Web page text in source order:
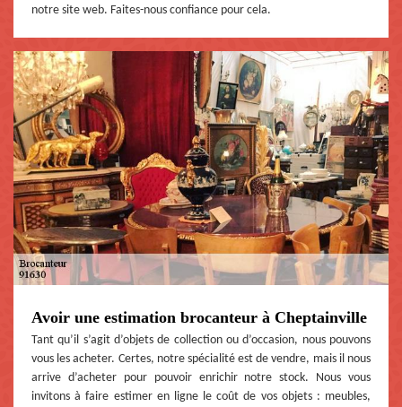
notre site web. Faites-nous confiance pour cela.
Avoir une estimation brocanteur à Cheptainville
Tant qu’il s’agit d’objets de collection ou d’occasion, nous pouvons
vous les acheter. Certes, notre spécialité est de vendre, mais il nous
arrive d’acheter pour pouvoir enrichir notre stock. Nous vous
invitons à faire estimer en ligne le coût de vos objets : meubles,